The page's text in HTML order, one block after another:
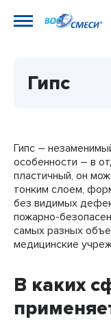
Гипс
Гипс –
особенности – в
пластичный, он
тонким слоем,
без видимых
пожарно-
самых разных
медицинские
В каких